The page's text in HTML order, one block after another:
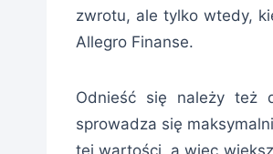
zwrotu, ale tylko wtedy,
Allegro Finanse.
Odnieść się należy też
sprowadza się